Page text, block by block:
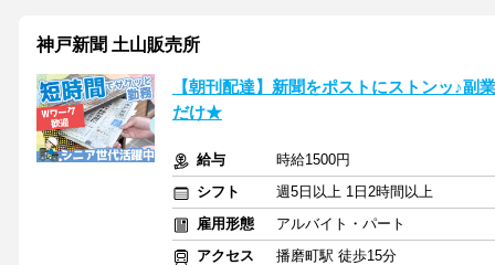
神戸新聞 土山販売所
【朝刊配達】新聞をポストにストンッ♪副
だけ★
給与
時給1500円
シフト
週5日以上 1日2時間以上
雇用形態
アルバイト・パート
アクセス
播磨町駅 徒歩15分